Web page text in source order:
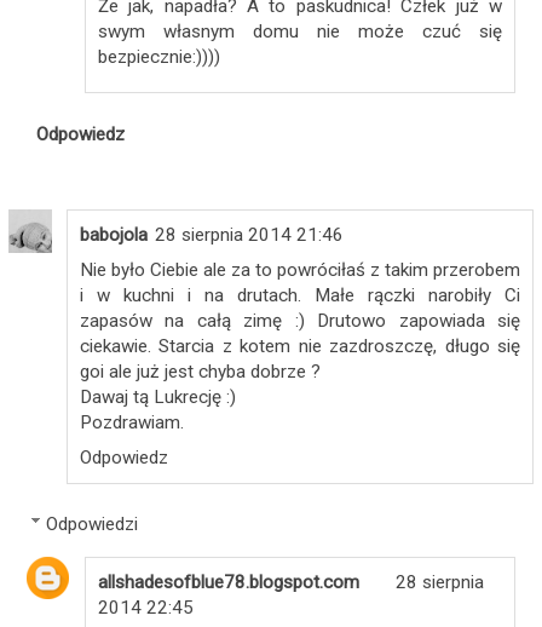
Że jak, napadła? A to paskudnica! Człek już w
swym własnym domu nie może czuć się
bezpiecznie:))))
Odpowiedz
babojola 28 sierpnia 2014 21:46
Nie było Ciebie ale za to powróciłaś z takim przerobem
i w kuchni i na drutach. Małe rączki narobiły Ci
zapasów na całą zimę :) Drutowo zapowiada się
ciekawie. Starcia z kotem nie zazdroszczę, długo się
goi ale już jest chyba dobrze ?
Dawaj tą Lukrecję :)
Pozdrawiam.
Odpowiedz
Odpowiedzi
allshadesofblue78.blogspot.com
28 sierpnia
2014 22:45